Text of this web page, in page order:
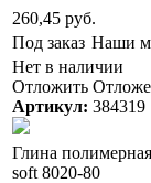
260,45 руб.
Под заказ Наши
Нет в наличии
Отложить
Артикул: 384319
Глина
soft 8020-80